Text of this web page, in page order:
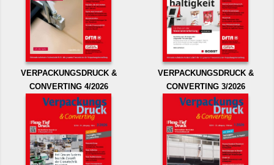
VERPACKUNGSDRUCK &
CONVERTING 4/2026
VERPACKUNGSDRUCK &
CONVERTING 3/2026